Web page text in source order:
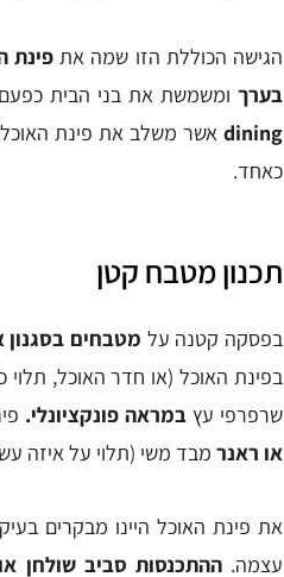
הגישה הכוללת הזו שמה את פינת
בערך ומשמשת את בני הבית
dining אשר משלב את פינת האוכל
כאחד.
תכנון מטבח קטן
בפסקה קטנה על מטבחים בסגנון
בפינת האוכל (או חדר האוכל,
שרפרפי עץ במראה פונקציונלי.
או ראנר מבד משי (תלוי על איזה
את פינת האוכל היינו מבקרים
עצמה. ההתכנסות סביב שולחן